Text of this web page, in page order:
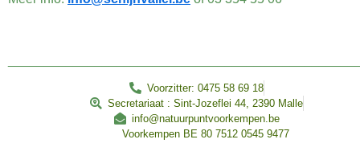
Voorzitter: 0475 58 69 18
Secretariaat : Sint-Jozeflei 44, 2390 Malle
info@natuurpuntvoorkempen.be
Voorkempen BE 80 7512 0545 9477